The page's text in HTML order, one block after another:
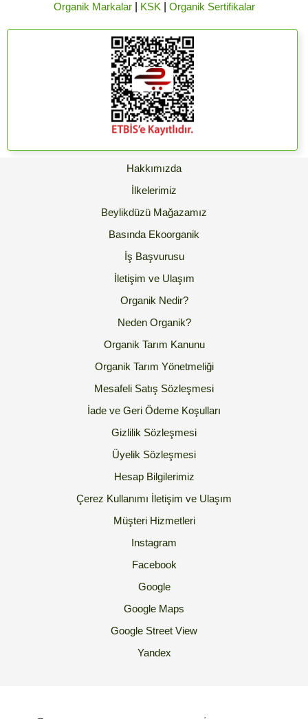
Organik Markalar| KSK Organik Sertifikalar
Hakkımızda
İlkelerimiz
Beylikdüzü Mağazamız
Basında Ekoorganik
İş Başvurusu
İletişim ve Ulaşım
Organik Nedir?
Neden Organik?
Organik Tarım Kanunu
Organik Tarım Yönetmeliği
Mesafeli Satış Sözleşmesi
İade ve Geri Ödeme Koşulları
Gizlilik Sözleşmesi
Üyelik Sözleşmesi
Hesap Bilgilerimiz
Çerez Kullanımı İletişim ve Ulaşım
Müşteri Hizmetleri
Instagram
Facebook
Google
Google Maps
Google Street View
Yandex